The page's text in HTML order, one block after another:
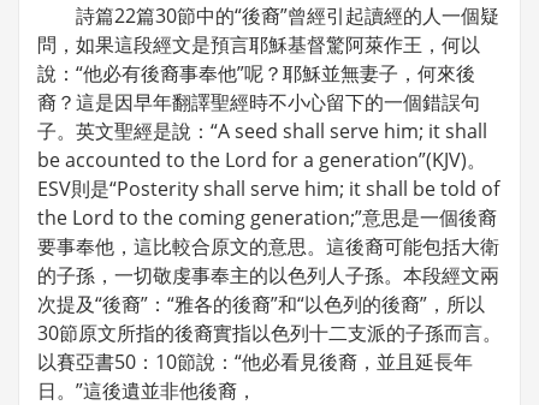
詩篇22篇30節中的“後裔”曾經引起讀經的人一個疑
問，如果這段經文是預言耶穌基督驚阿萊作王，何以
說：“他必有後裔事奉他”呢？耶穌並無妻子，何來後
裔？這是因早年翻譯聖經時不小心留下的一個錯誤句
子。英文聖經是說：“A seed shall serve him; it shall
be accounted to the Lord for a generation”(KJV)。
ESV則是“Posterity shall serve him; it shall be told of
the Lord to the coming generation;”意思是一個後裔
要事奉他，這比較合原文的意思。這後裔可能包括大衛
的子孫，一切敬虔事奉主的以色列人子孫。本段經文兩
次提及“後裔”：“雅各的後裔”和“以色列的後裔”，所以
30節原文所指的後裔實指以色列十二支派的子孫而言。
以賽亞書50：10節說：“他必看見後裔，並且延長年
日。”這後遺並非他後裔，